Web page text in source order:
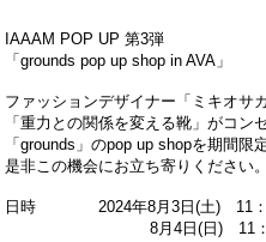
IAAAM POP UP 第3弾
「grounds pop up shop in AVA」
ファッションデザイナー「ミキオサ
「重力との関係を変える靴」がコン
「grounds」のpop up shopを期間限
是非この機会にお立ち寄りください。
日時 2024年8月3日(土) 11：
8月4日(日) 11：00